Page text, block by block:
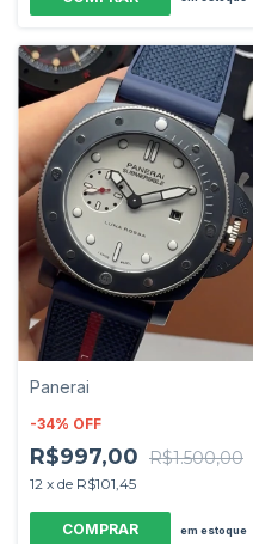
Panerai
-34% OFF
R$997,00 R$1.500,00
12 x de R$101,45
em estoque